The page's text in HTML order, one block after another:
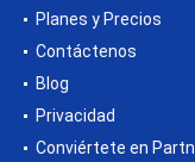
Planes y Precios
Contáctenos
Blog
Privacidad
Conviértete en